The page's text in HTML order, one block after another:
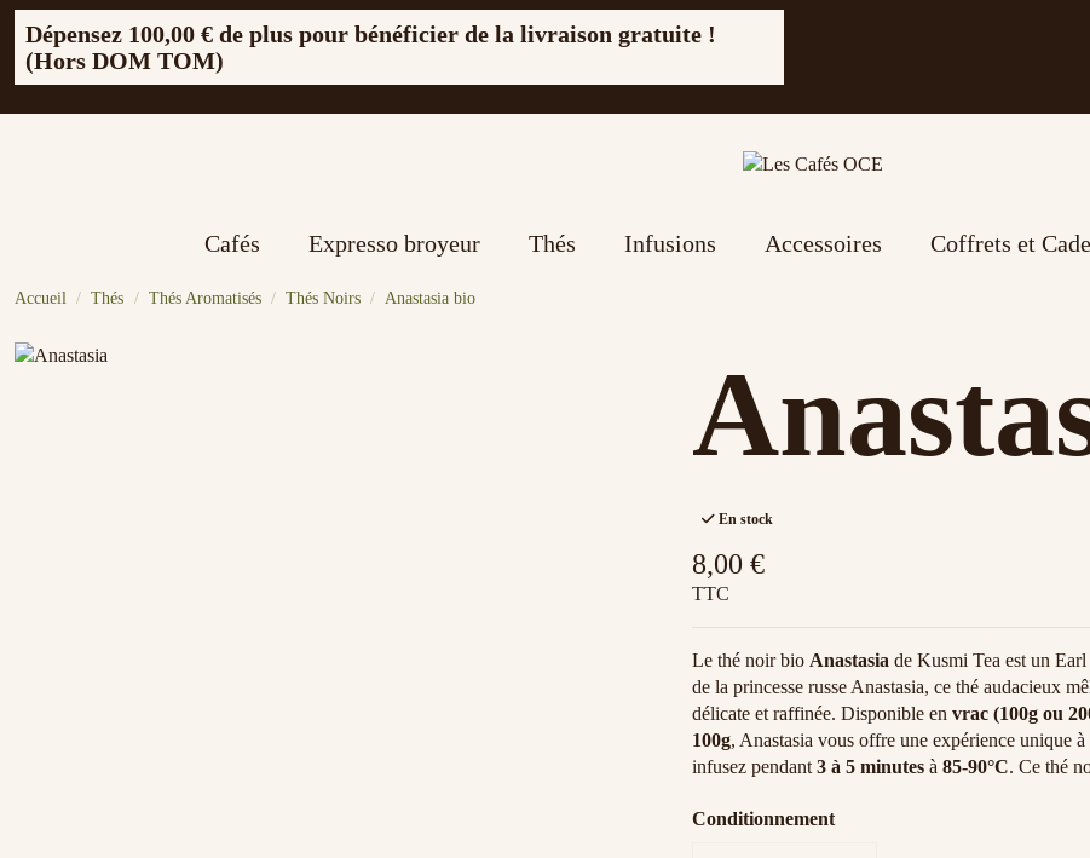
Dépensez 100,00 € de plus pour bénéficier de la livraison gratuite !
(Hors DOM TOM)
Cafés Expresso broyeur Thés Infusions Accessoires Coffrets et
Accueil Thés Thés Aromatisés Thés Noirs Anastasia bio
En stock
8,00 €
TTC
Le thé noir bio Anastasia de Kusmi Tea est un
de la princesse russe Anastasia, ce thé audacieux
délicate et raffinée. Disponible en vrac (100g ou
100g, Anastasia vous offre une expérience unique
infusez pendant 3 à 5 minutes à 85-90°C. Ce thé
Conditionnement